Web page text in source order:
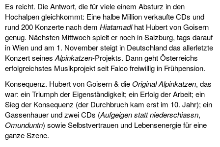
Es reicht. Die Antwort, die für viele einem Absturz in den
Hochalpen gleichkommt: Eine halbe Million verkaufte CDs und
rund 200 Konzerte nach dem Hiatamadlhat Hubert von Goisern
genug. Nächsten Mittwoch spielt er noch in Salzburg, tags darauf
in Wien und am 1. November steigt in Deutschland das allerletzte
Konzert seines Alpinkatzen-Projekts. Dann geht Österreichs
erfolgreichstes Musikprojekt seit Falco freiwillig in Frühpension.
Konsequenz. Hubert von Goisern & dieOriginal Alpinkatzen, das
war: ein Triumph der Eigenständigkeit; ein Erfolg der Arbeit; ein
Sieg der Konsequenz (der Durchbruch kam erst im 10. Jahr); ein
Gassenhauer und zwei CDs (Aufgeigen statt niederschiassn,
Omunduntn) sowie Selbstvertrauen und Lebensenergie für eine
ganze Szene.